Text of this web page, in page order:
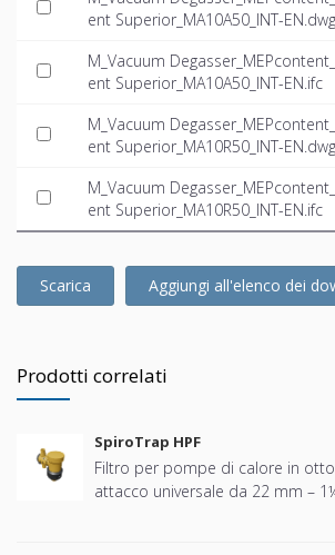
ent Superior_MA10A50_INT-EN.dwg
M_Vacuum
ent Superior_MA10A50_INT-EN.ifc
M_Vacuum
ent Superior_MA10R50_INT-EN.dwg
M_Vacuum
ent Superior_MA10R50_INT-EN.ifc
Scarica Aggiungi all'elenco dei
Prodotti correlati
SpiroTrap HPF
Filtro per pompe di calore in
attacco universale da 22 mm –